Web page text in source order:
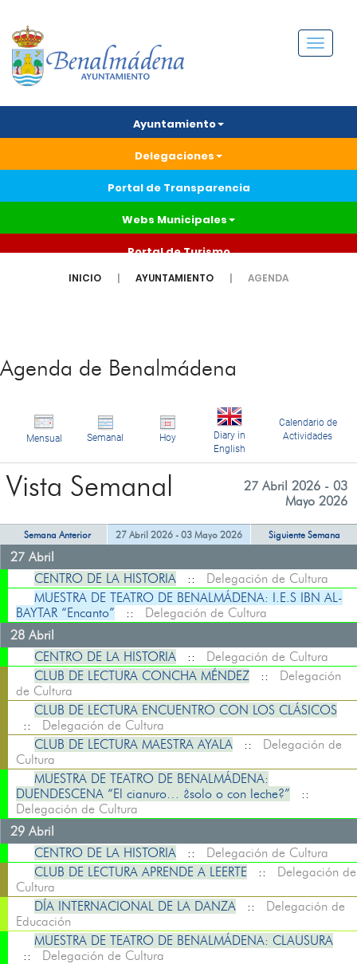
Menú
Ayuntamiento
Delegaciones
Portal de Transparencia
Webs Municipales
Portal de Turismo
INICIO AYUNTAMIENTO AGENDA
Agenda de Benalmádena
Mensual Semanal Hoy
Diary in
English
Calendario de
Actividades
Vista Semanal
27 Abril 2026 - 03
Mayo 2026
Semana Anterior 27 Abril 2026 - 03 Mayo 2026 Siguiente Semana
27 Abril
CENTRO DE LA HISTORIA :: Delegación de Cultura
MUESTRA DE TEATRO DE BENALMÁDENA: I.E.S IBN AL-
BAYTAR “Encanto” :: Delegación de Cultura
28 Abril
CENTRO DE LA HISTORIA :: Delegación de Cultura
CLUB DE LECTURA CONCHA MÉNDEZ :: Delegación
de Cultura
CLUB DE LECTURA ENCUENTRO CON LOS CLÁSICOS
:: Delegación de Cultura
CLUB DE LECTURA MAESTRA AYALA :: Delegación de
Cultura
MUESTRA DE TEATRO DE BENALMÁDENA:
DUENDESCENA “El cianuro… ¿solo o con leche?” ::
Delegación de Cultura
29 Abril
CENTRO DE LA HISTORIA :: Delegación de Cultura
CLUB DE LECTURA APRENDE A LEERTE :: Delegación de
Cultura
DÍA INTERNACIONAL DE LA DANZA :: Delegación de
Educación
MUESTRA DE TEATRO DE BENALMÁDENA: CLAUSURA
:: Delegación de Cultura